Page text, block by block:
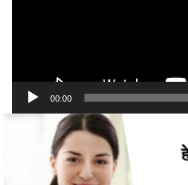
00:00
Recent Posts